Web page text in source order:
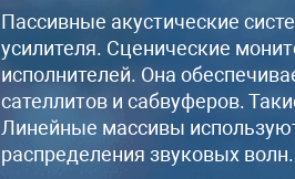
Пассивные акустические
усилителя. Сценические
исполнителей. Она
сателлитов и сабвуферов.
Линейные массивы
распределения звуковых волн.